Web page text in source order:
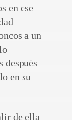
en ese
a un
después
en su
de ella